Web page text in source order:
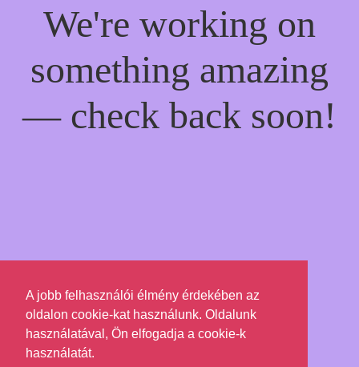
We're working on
something amazing
— check back soon!
A jobb felhasználói élmény érdekében az
oldalon cookie-kat használunk. Oldalunk
használatával, Ön elfogadja a cookie-k
használatát.